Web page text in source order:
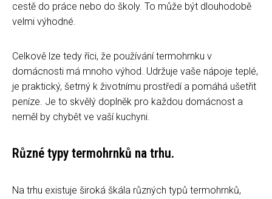
cestě do práce nebo do školy. To může být dlouhodobě
velmi výhodné.
Celkově lze tedy říci, že používání termohrnku v
domácnosti má mnoho výhod. Udržuje vaše nápoje teplé,
je praktický, šetrný k životnímu prostředí a pomáhá ušetřit
peníze. Je to skvělý doplněk pro každou domácnost a
neměl by chybět ve vaší kuchyni.
Různé typy termohrnků na trhu.
Na trhu existuje široká škála různých typů termohrnků,